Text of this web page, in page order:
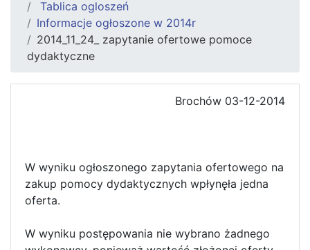
Tablica ogloszeń
Informacje ogłoszone w 2014r
2014_11_24_ zapytanie ofertowe pomoce
dydaktyczne
Brochów 03-12-2014
W wyniku ogłoszonego zapytania ofertowego na
zakup pomocy dydaktycznych wpłynęła jedna
oferta.
W wyniku postępowania nie wybrano żadnego